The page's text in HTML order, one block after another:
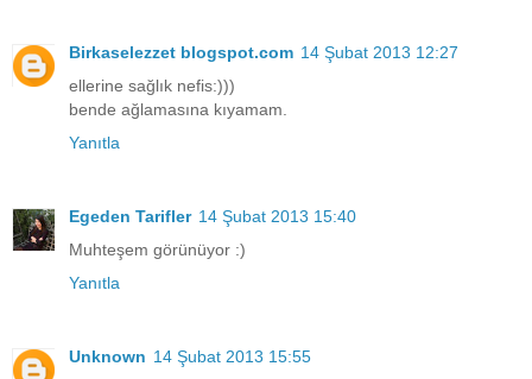
Birkaselezzet blogspot.com 14 Şubat 2013 12:27
ellerine sağlık nefis:)))
bende ağlamasına kıyamam.
Yanıtla
Egeden Tarifler 14 Şubat 2013 15:40
Muhteşem görünüyor :)
Yanıtla
Unknown 14 Şubat 2013 15:55